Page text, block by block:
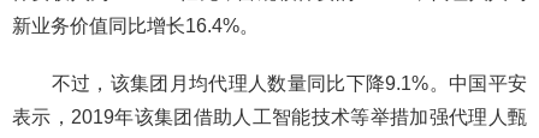
新业务价值同比增长16.4%。
不过，该集团月均代理人数量同比下降9.1%。中国平安
表示，2019年该集团借助人工智能技术等举措加强代理人甄